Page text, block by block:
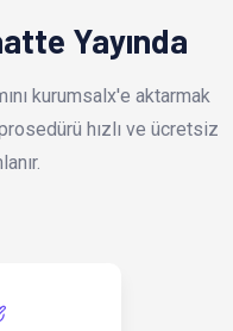
Yayında
kurumsalx'e aktarmak
hızlı ve ücretsiz